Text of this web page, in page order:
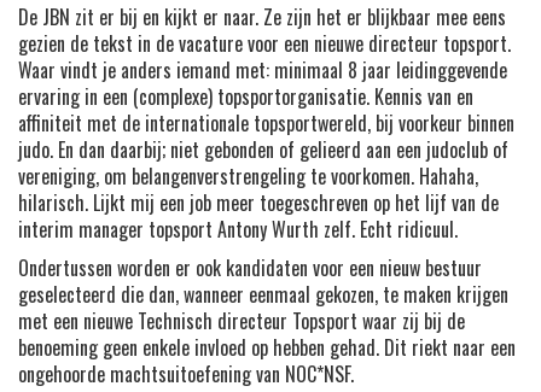
De JBN zit er bij en kijkt er naar. Ze zijn het er blijkbaar mee eens
gezien de tekst in de vacature voor een nieuwe directeur topsport.
Waar vindt je anders iemand met: minimaal 8 jaar leidinggevende
ervaring in een (complexe) topsportorganisatie. Kennis van en
affiniteit met de internationale topsportwereld, bij voorkeur binnen
judo. En dan daarbij; niet gebonden of gelieerd aan een judoclub of
vereniging, om belangenverstrengeling te voorkomen. Hahaha,
hilarisch. Lijkt mij een job meer toegeschreven op het lijf van de
interim manager topsport Antony Wurth zelf. Echt ridicuul.
Ondertussen worden er ook kandidaten voor een nieuw bestuur
geselecteerd die dan, wanneer eenmaal gekozen, te maken krijgen
met een nieuwe Technisch directeur Topsport waar zij bij de
benoeming geen enkele invloed op hebben gehad. Dit riekt naar een
ongehoorde machtsuitoefening van NOC*NSF.